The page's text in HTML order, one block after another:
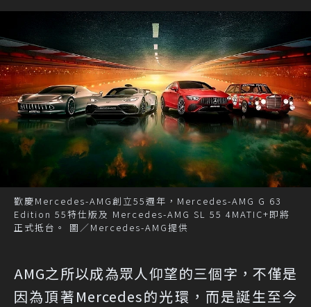
歡慶Mercedes-AMG創立55週年，Mercedes-AMG G 63
Edition 55特仕版及 Mercedes-AMG SL 55 4MATIC+即將
正式抵台。 圖／Mercedes-AMG提供
AMG之所以成為眾人仰望的三個字，不僅是
因為頂著Mercedes的光環，而是誕生至今